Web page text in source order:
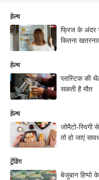
हेल्थ
फ्रिज के अंदर
कितना
हेल्थ
प्लास्टिक की
सकती है मौत
हेल्थ
जोमैटो-
तो हो जाएं
ट्रेंडिंग
बेजुबान